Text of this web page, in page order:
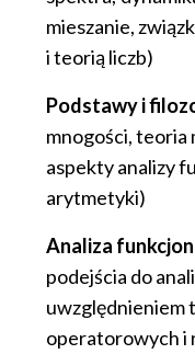
mieszanie,
i teorią liczb)
Podstawy i
mnogości,
aspekty analizy
arytmetyki)
Analiza
podejścia do
uwzględnieniem
operatorowych i